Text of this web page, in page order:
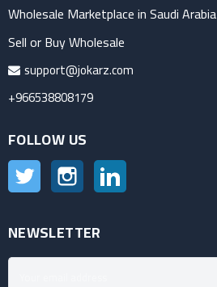
Wholesale Marketplace in Saudi Arabia
Sell or Buy Wholesale
support@jokarz.com
+966538808179
FOLLOW US
Twitter Instagram
NEWSLETTER